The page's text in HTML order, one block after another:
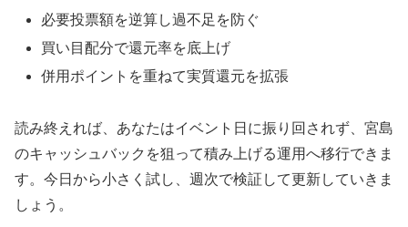
必要投票額を逆算し過不足を防ぐ
買い目配分で還元率を底上げ
併用ポイントを重ねて実質還元を拡張
読み終えれば、あなたはイベント日に振り回されず、宮島
のキャッシュバックを狙って積み上げる運用へ移行できま
す。今日から小さく試し、週次で検証して更新していきま
しょう。